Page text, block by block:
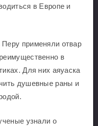
в Европе и
применяли отвар
в
Для них аяуаска
душевные раны и
узнали о